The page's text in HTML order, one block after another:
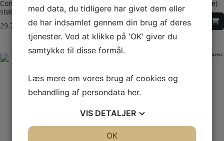
Contura 596 Style med
støbejernslåge
29.740,00DKK
Lotus H570 T (gennemgående)
34.127,00
med data, du tidligere har givet dem eller
de har indsamlet gennem din brug af deres
tjenester. Ved at klikke på 'OK' giver du
samtykke til disse formål.
Læs mere om vores brug af cookies og
behandling af persondata her.
VIS DETALJER
OK